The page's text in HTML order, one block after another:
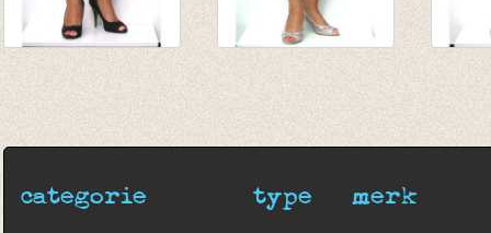
categorie type merk